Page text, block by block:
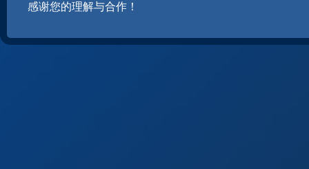
感谢您的理解与合作！